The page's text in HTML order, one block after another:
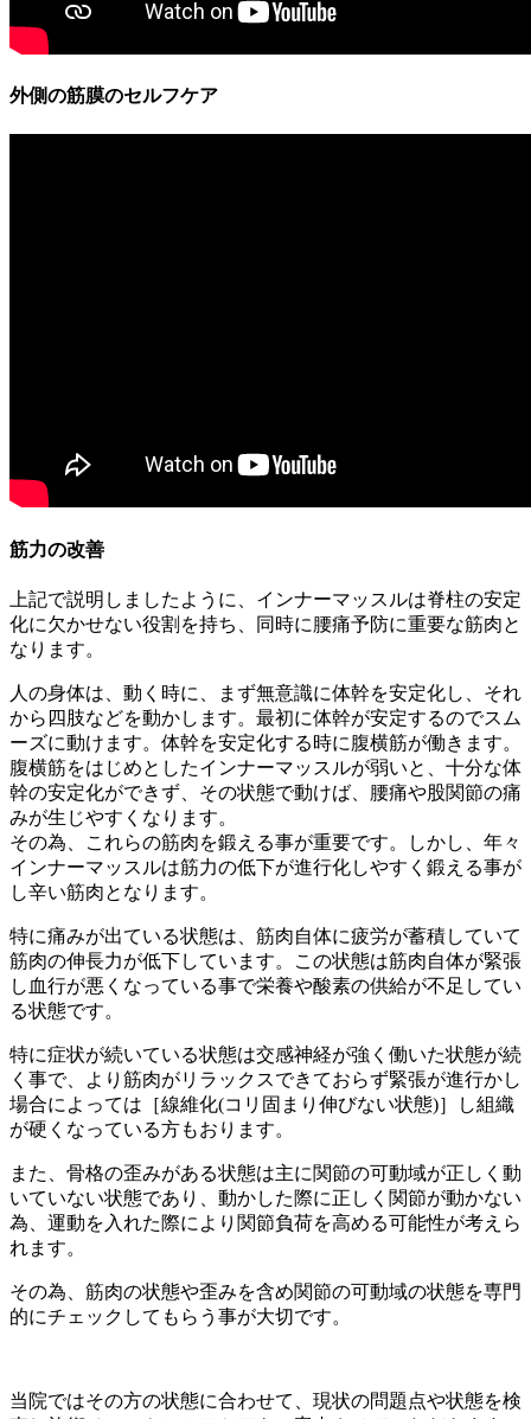
外側の筋膜のセルフケア
筋力の改善
上記で説明しましたように、インナーマッスルは脊柱の安定
化に欠かせない役割を持ち、同時に腰痛予防に重要な筋肉と
なります。
人の身体は、動く時に、まず無意識に体幹を安定化し、それ
から四肢などを動かします。最初に体幹が安定するのでスム
ーズに動けます。体幹を安定化する時に腹横筋が働きます。
腹横筋をはじめとしたインナーマッスルが弱いと、十分な体
幹の安定化ができず、その状態で動けば、腰痛や股関節の痛
みが生じやすくなります。
その為、これらの筋肉を鍛える事が重要です。しかし、年々
インナーマッスルは筋力の低下が進行化しやすく鍛える事が
し辛い筋肉となります。
特に痛みが出ている状態は、筋肉自体に疲労が蓄積していて
筋肉の伸長力が低下しています。この状態は筋肉自体が緊張
し血行が悪くなっている事で栄養や酸素の供給が不足してい
る状態です。
特に症状が続いている状態は交感神経が強く働いた状態が続
く事で、より筋肉がリラックスできておらず緊張が進行かし
場合によっては［線維化(コリ固まり伸びない状態)］し組織
が硬くなっている方もおります。
また、骨格の歪みがある状態は主に関節の可動域が正しく動
いていない状態であり、動かした際に正しく関節が動かない
為、運動を入れた際により関節負荷を高める可能性が考えら
れます。
その為、筋肉の状態や歪みを含め関節の可動域の状態を専門
的にチェックしてもらう事が大切です。
当院ではその方の状態に合わせて、現状の問題点や状態を検